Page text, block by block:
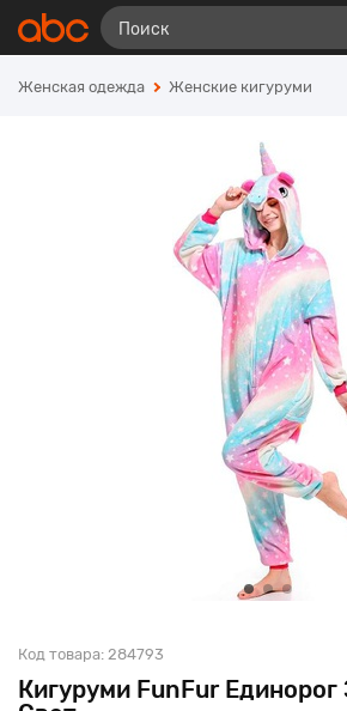
Женская одежда Женские кигуруми
Кигуруми FunFur
Код товара: 284793